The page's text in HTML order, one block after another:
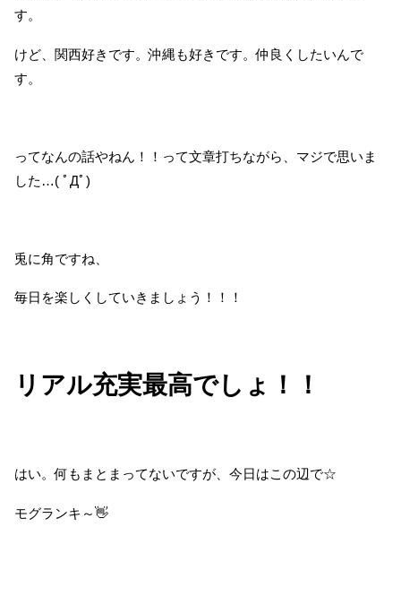
す。
けど、関西好きです。沖縄も好きです。仲良くしたいんで
す。
ってなんの話やねん！！って文章打ちながら、マジで思いま
した…( ﾟДﾟ)
兎に角ですね、
毎日を楽しくしていきましょう！！！
リアル充実最高でしょ！！
はい。何もまとまってないですが、今日はこの辺で☆
モグランキ～👋